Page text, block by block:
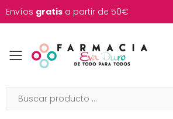
Envíos gratis a partir de 50€
Toggle mobile menu